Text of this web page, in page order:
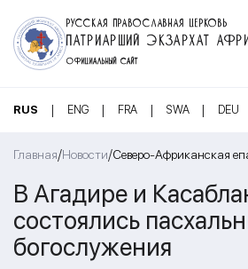
РУССКАЯ ПРАВОСЛАВНАЯ ЦЕРКОВЬ
ПАТРИАРШИЙ ЭКЗАРХАТ
ОФИЦИАЛЬНЫЙ САЙТ
RUS | ENG | FRA | SWA | DEU
Главная/Новости/Северо-Африканская
В Агадире и
состоялись
богослужения